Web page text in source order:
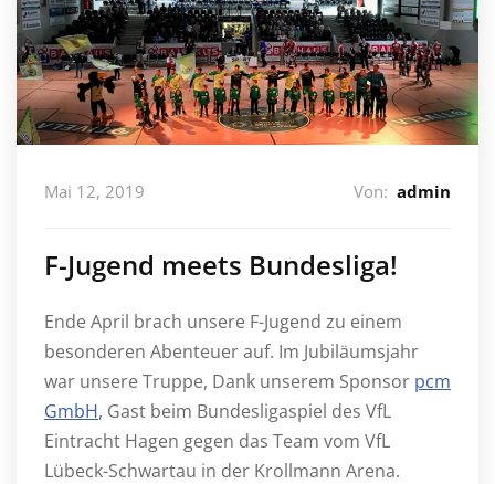
Mai 12, 2019 Von: admin
F-Jugend meets Bundesliga!
Ende April brach unsere F-Jugend zu einem
besonderen Abenteuer auf. Im Jubiläumsjahr
war unsere Truppe, Dank unserem Sponsor pcm
GmbH, Gast beim Bundesligaspiel des VfL
Eintracht Hagen gegen das Team vom VfL
Lübeck-Schwartau in der Krollmann Arena.